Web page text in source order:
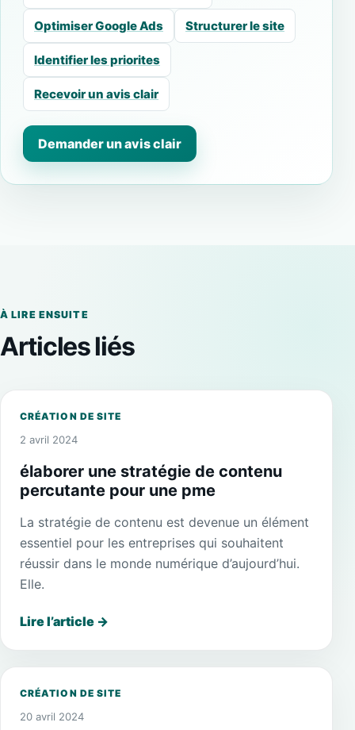
Optimiser Google Ads Structurer le site
Identifier les priorites
Recevoir un avis clair
Demander un avis clair
À LIRE ENSUITE
Articles liés
CRÉATION DE SITE
2 avril 2024
élaborer une stratégie de contenu
percutante pour une pme
La stratégie de contenu est devenue un élément
essentiel pour les entreprises qui souhaitent
réussir dans le monde numérique d’aujourd’hui.
Elle.
Lire l’article →
CRÉATION DE SITE
20 avril 2024